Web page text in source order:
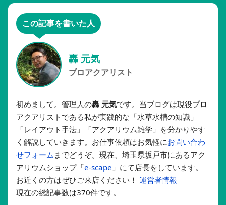
この記事を書いた人
轟 元気
プロアクアリスト
初めまして。管理人の轟 元気です。当ブログは現役プロ
アクアリストである私が実践的な「水草水槽の知識」
「レイアウト手法」「アクアリウム雑学」を分かりやす
く解説していきます。お仕事依頼はお気軽にお問い合わ
せフォーム までどうぞ。現在、埼玉県坂戸市にあるアク
アリウムショップ「e-scape 」にて店長をしています。
お近くの方はぜひご来店ください！ 運営者情報
現在の総記事数は370件です。